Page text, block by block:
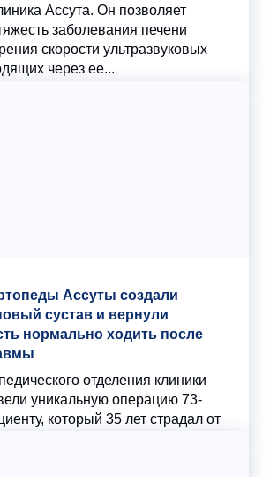
Ассута. Он позволяет
заболевания печени
скорости ультразвуковых
через ее...
Ассуты создали
сустав и вернули
нормально ходить после
отделения клиники
уникальную операцию 73-
который 35 лет страдал от